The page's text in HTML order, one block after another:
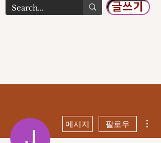
글쓰기
메시지 팔로우